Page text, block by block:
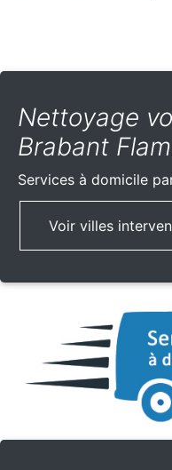
Nettoyage
Brabant
Services à domicile
Voir villes